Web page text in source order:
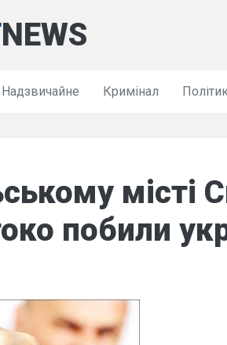
NEWS
Надзвичайне Кримінал
місті
побили